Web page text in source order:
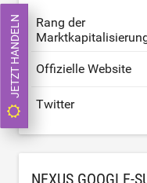
Rang der
Offizielle Website
Twitter
NEXUS GOOGLE-
JETZT HANDELN